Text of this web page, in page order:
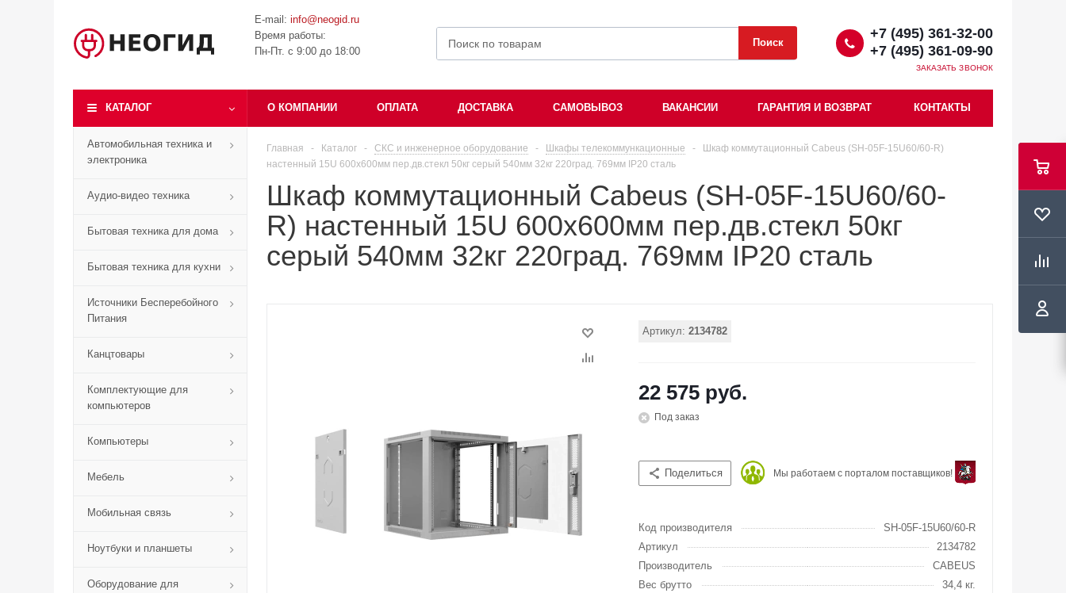
E-mail: info@neogid.ru
Время работы:
Пн-Пт. с 9:00 до 18:00
+7 (495) 361-32-00
+7 (495) 361-09-90
ЗАКАЗАТЬ ЗВОНОК
КАТАЛОГ О КОМПАНИИ ОПЛАТА ДОСТАВКА САМОВЫВОЗ ВАКАНСИИ ГАРАНТИЯ И ВОЗВРАТ КОНТАКТЫ
Автомобильная техника и
электроника
Аудио-видео техника
Бытовая техника для дома
Бытовая техника для кухни
Источники Бесперебойного
Питания
Канцтовары
Комплектующие для
компьютеров
Компьютеры
Мебель
Мобильная связь
Ноутбуки и планшеты
Оборудование для
Главная - Каталог - СКС и инженерное оборудование - Шкафы телекоммункационные -
Шкаф коммутационный Cabeus (SH-05F-15U60/60-R)
настенный 15U 600x600мм пер.дв.стекл 50кг серый 540мм 32кг 220град. 769мм IP20 сталь
Шкаф коммутационный Cabeus (SH-05F-15U60/60-
R) настенный 15U 600x600мм пер.дв.стекл 50кг
серый 540мм 32кг 220град. 769мм IP20 сталь
Артикул: 2134782
22 575 руб.
Под заказ
Поделиться Мы работаем с порталом поставщиков!
Код производителя
SH-05F-15U60/60-R
Артикул
2134782
Производитель
CABEUS
Вес брутто
34,4 кг.